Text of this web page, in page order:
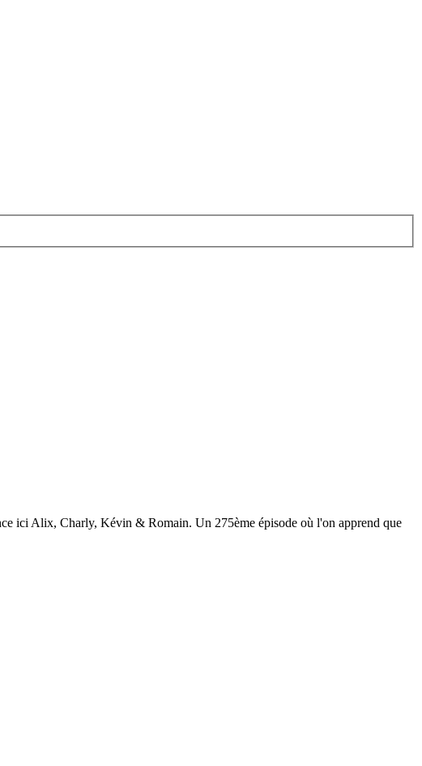
ici Alix, Charly, Kévin & Romain. Un 275ème épisode où l'on apprend que